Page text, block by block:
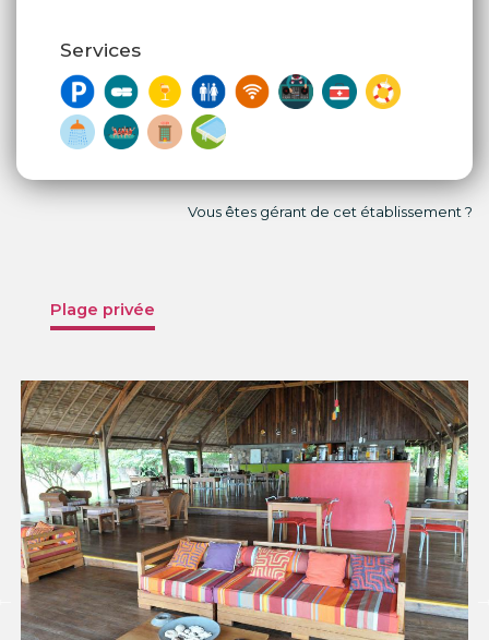
Services
Vous êtes gérant de cet établissement ?
Plage privée